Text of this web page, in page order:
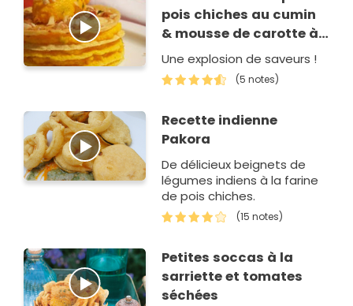
pois chiches au cumin
& mousse de carotte à
la coriandre
Une explosion de saveurs !
(5 notes)
Recette indienne
Pakora
De délicieux beignets de
légumes indiens à la farine
de pois chiches.
(15 notes)
Petites soccas à la
sarriette et tomates
séchées